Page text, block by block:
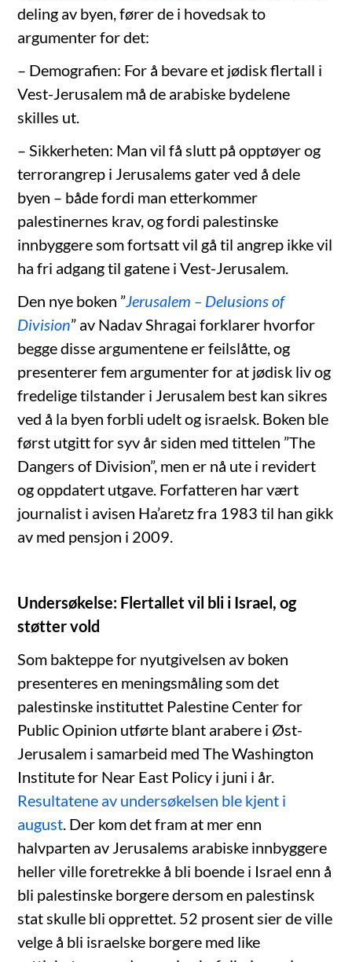
deling av byen, fører de i hovedsak to
argumenter for det:
– Demografien: For å bevare et jødisk flertall i
Vest-Jerusalem må de arabiske bydelene
skilles ut.
– Sikkerheten: Man vil få slutt på opptøyer og
terrorangrep i Jerusalems gater ved å dele
byen – både fordi man etterkommer
palestinernes krav, og fordi palestinske
innbyggere som fortsatt vil gå til angrep ikke vil
ha fri adgang til gatene i Vest-Jerusalem.
Den nye boken ”Jerusalem – Delusions of
Division” av Nadav Shragai forklarer hvorfor
begge disse argumentene er feilslåtte, og
presenterer fem argumenter for at jødisk liv og
fredelige tilstander i Jerusalem best kan sikres
ved å la byen forbli udelt og israelsk. Boken ble
først utgitt for syv år siden med tittelen ”The
Dangers of Division”, men er nå ute i revidert
og oppdatert utgave. Forfatteren har vært
journalist i avisen Ha’aretz fra 1983 til han gikk
av med pensjon i 2009.
Undersøkelse: Flertallet vil bli i Israel, og
støtter vold
Som bakteppe for nyutgivelsen av boken
presenteres en meningsmåling som det
palestinske instituttet Palestine Center for
Public Opinion utførte blant arabere i Øst-
Jerusalem i samarbeid med The Washington
Institute for Near East Policy i juni i år.
Resultatene av undersøkelsen ble kjent i
august . Der kom det fram at mer enn
halvparten av Jerusalems arabiske innbyggere
heller ville foretrekke å bli boende i Israel enn å
bli palestinske borgere dersom en palestinsk
stat skulle bli opprettet. 52 prosent sier de ville
velge å bli israelske borgere med like